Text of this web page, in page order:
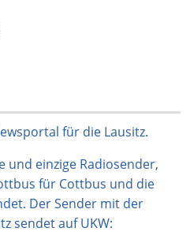
für die Lausitz.
und einzige Radiosender,
für Cottbus und die
Der Sender mit der
sendet auf UKW: